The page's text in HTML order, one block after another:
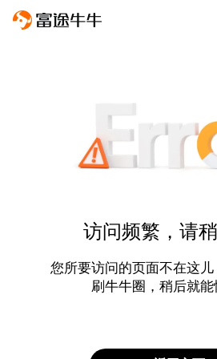
访问频繁，请
您所要访问的页面不在这
刷牛牛圈，稍后就能